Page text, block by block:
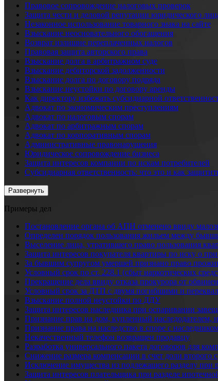
Правовое сопровождение налоговых проверок
Защита чести и деловой репутации юридического
Незаконное использование товарного знака на сайте
Взыскание неосновательного обогащения
Возврат излишне переплаченных налогов
Правовая защита авторского права
Взыскание долга в арбитражном суде
Взыскание дебиторской задолженности
Взыскание долга по договору подряда
Взыскание неустойки по договору аренды
Как директору избежать субсидиарной
Адвокат по экономическим преступлениям
Адвокат по налоговым спорам
Адвокат по арбитражным спорам
Адвокат по корпоративным спорам
Административные правонарушения
Юридическое сопровождение бизнеса
Защита интересов компании по искам потребителей
Субсидиарная ответственность: что это и как
Развернуть
Примеры дел
Постановление органа об АПН отменено ввиду
Определен порядок пользования жильем между
Выселение лица, утратившего право пользования
Защита интересов покупателя квартиры по иску о
За бывшим супругом умершей признано право
Условный срок по ст. 228.1 (сбыт наркотических
Прекращение дела ввиду отказа прокурора от
Условный срок за ДТП с двумя погибшими и
Взыскание полной неустойки по ДДУ
Защита интересов наследника при оспаривании
Признание прав на дом, купленный
Признание права на наследство в споре с
Некачественный телефон возвращен продавцу
Разработка универсального пакета договоров для
Снижение размера компенсации в счет доли второго
Исключение имущества из подлежащего разделу при
Защита интересов плательщика при разделе